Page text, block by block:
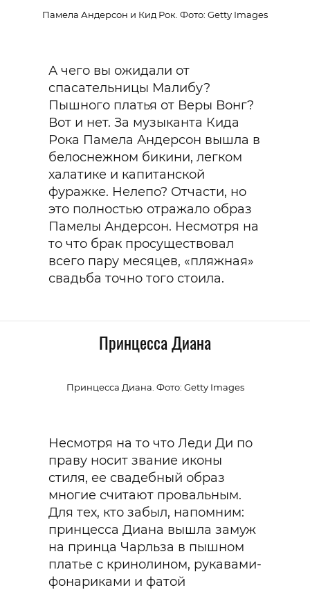
Памела Андерсон и Кид Рок. Фото: Getty Images
А чего вы ожидали от
спасательницы Малибу?
Пышного платья от Веры Вонг?
Вот и нет. За музыканта Кида
Рока Памела Андерсон вышла в
белоснежном бикини, легком
халатике и капитанской
фуражке. Нелепо? Отчасти, но
это полностью отражало образ
Памелы Андерсон. Несмотря на
то что брак просуществовал
всего пару месяцев, «пляжная»
свадьба точно того стоила.
Принцесса Диана
Принцесса Диана. Фото: Getty Images
Несмотря на то что Леди Ди по
праву носит звание иконы
стиля, ее свадебный образ
многие считают провальным.
Для тех, кто забыл, напомним:
принцесса Диана вышла замуж
на принца Чарльза в пышном
платье с кринолином, рукавами-
фонариками и фатой